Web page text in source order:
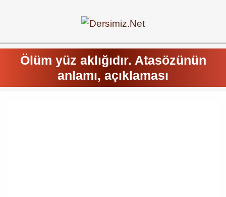
Ölüm yüz aklığıdır. Atasözünün
anlamı, açıklaması